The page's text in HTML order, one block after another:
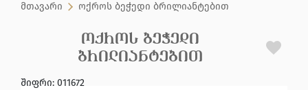
მთავარი ოქროს ბეჭედი ბრილიანტებით
ᲝᲥᲠᲝᲡ ᲑᲔᲭᲔᲓᲘ
ᲑᲠᲘᲚᲘᲐᲜᲢᲔᲑᲘᲗ
შიფრი: 011672